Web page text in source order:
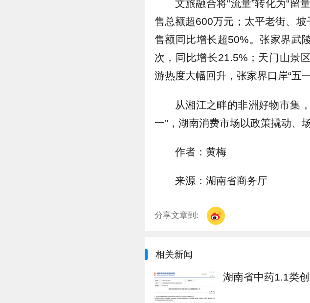
文旅融合将“流量”转化为“留
售总额超600万元；太平老街、
售额同比增长超50%。张家界武
次，同比增长21.5%；天门山景
游热度大幅回升，张家界口岸“五
从湘江之畔的非洲好物市集
一”，湖南消费市场以政策撬动、
作者：黄梅
来源：湖南省商务厅
分享文章到:
相关新闻
湖南省中药1.1类